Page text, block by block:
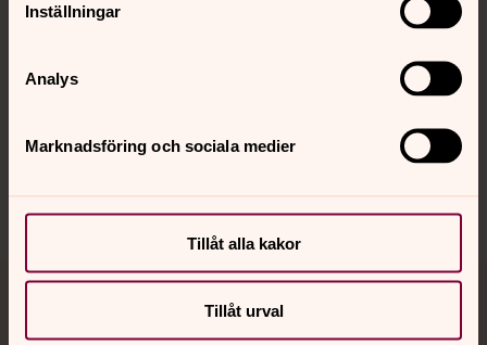
Inställningar
Analys
Marknadsföring och sociala medier
Tillåt alla kakor
Tillåt urval
Sociala kanaler
Jourhavande präst